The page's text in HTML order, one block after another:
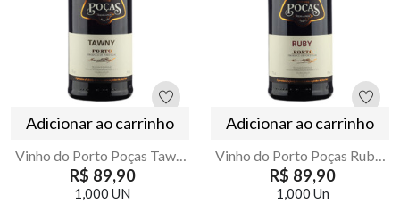
Adicionar ao carrinho
Vinho do Porto Poças Tawny 750ml – Fortificado Doce
R$ 89,90
1,000 UN
Adicionar ao carrinho
Vinho do Porto Poças Ruby 750ml – Fortificado Doce
R$ 89,90
1,000 Un